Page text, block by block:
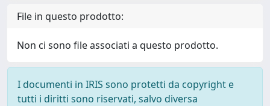
File in questo prodotto:
Non ci sono file associati a questo prodotto.
I documenti in IRIS sono protetti da copyright e
tutti i diritti sono riservati, salvo diversa